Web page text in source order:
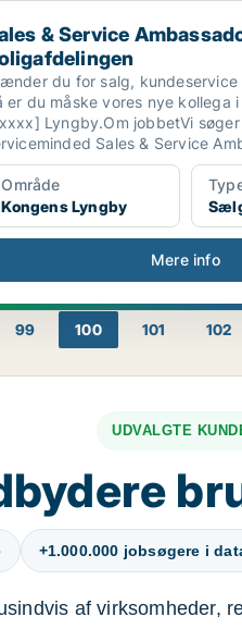
& Service Ambassador til
& Service
du for salg,
er du måske vores nye kollega
Lyngby.Om jobbetVi
Sales & Service
Område
Kongens Lyngby
Mere info
99 100 101 102
UDVALGTE
+1.000.000 jobsøgere i
af virksomheder,